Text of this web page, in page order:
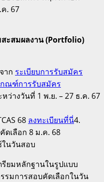
. 67
สะสมผลงาน (Portfolio)
าก ระเบียบการรับสมัคร
กณฑ์การรับสมัคร
ว่างวันที่ 1 พ.ย. – 27 ธ.ค. 67
68 ลงทะเบียนที่นี่4.
เลือก 8 ม.ค. 68
ในวันสอบ
ยมหลักฐานในรูปแบบ
รมการสอบคัดเลือกในวัน